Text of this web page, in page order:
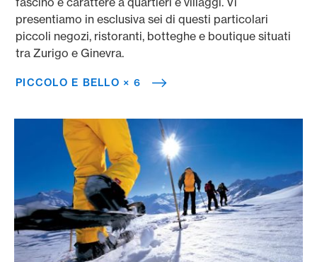
presentiamo in esclusiva sei di questi particolari
piccoli negozi, ristoranti, botteghe e boutique situati
tra Zurigo e Ginevra.
PICCOLO E BELLO × 6